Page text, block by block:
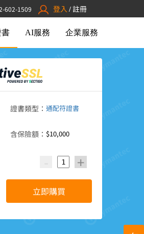
602-1509 登入 / 註冊
書 AI服務 企業服務
證書類型： 通配符證書
含保險額： $10,000
- +
立即購買